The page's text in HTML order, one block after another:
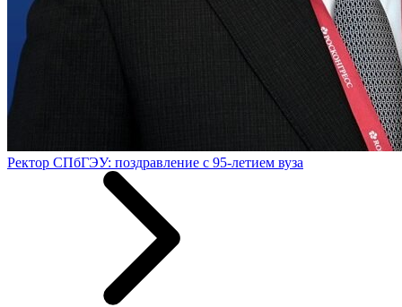
Ректор СПбГЭУ: поздравление с 95-летием вуза